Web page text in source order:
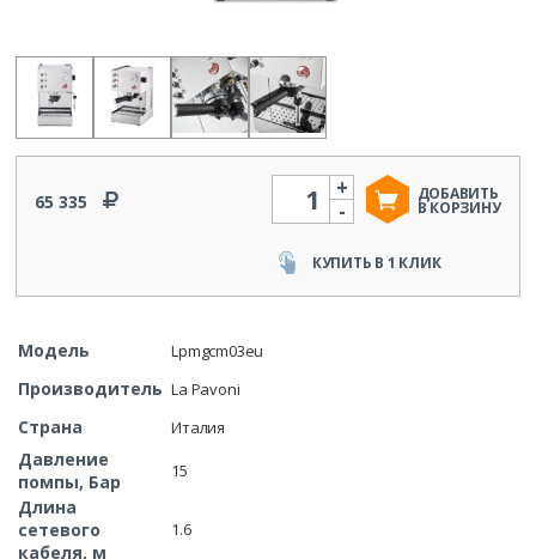
65 335
Количество
-
+ ДОБАВИТЬ
В КОРЗИНУ
КУПИТЬ В 1 КЛИК
Модель Lpmgcm03eu
Производитель La Pavoni
Страна Италия
Давление
помпы, Бар
15
Длина
сетевого
кабеля, м
1.6